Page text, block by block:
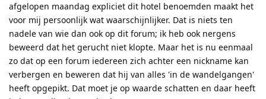
afgelopen maandag expliciet dit hotel benoemden maakt het
voor mij persoonlijk wat waarschijnlijker. Dat is niets ten
nadele van wie dan ook op dit forum; ik heb ook nergens
beweerd dat het gerucht niet klopte. Maar het is nu eenmaal
zo dat op een forum iedereen zich achter een nickname kan
verbergen en beweren dat hij van alles 'in de wandelgangen'
heeft opgepikt. Dat moet je op waarde schatten en daar heeft